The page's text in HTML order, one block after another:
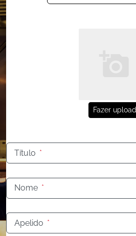
Fazer upload
Título *
Nome *
Apelido *